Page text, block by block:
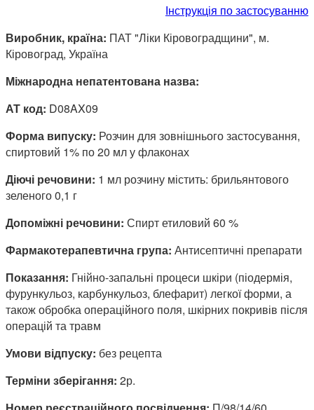
Інструкція по застосуванню
Виробник, країна: ПАТ "Ліки Кіровоградщини", м.
Кіровоград, Україна
Міжнародна непатентована назва:
АТ код: D08AX09
Форма випуску: Розчин для зовнішнього застосування,
спиртовий 1% по 20 мл у флаконах
Діючі речовини: 1 мл розчину містить: брильянтового
зеленого 0,1 г
Допоміжні речовини: Спирт етиловий 60 %
Фармакотерапевтична група: Антисептичні препарати
Показання: Гнійно-запальні процеси шкіри (піодермія,
фурункульоз, карбункульоз, блефарит) легкої форми, а
також обробка операційного поля, шкірних покривів після
операцій та травм
Умови відпуску: без рецепта
Терміни зберігання: 2р.